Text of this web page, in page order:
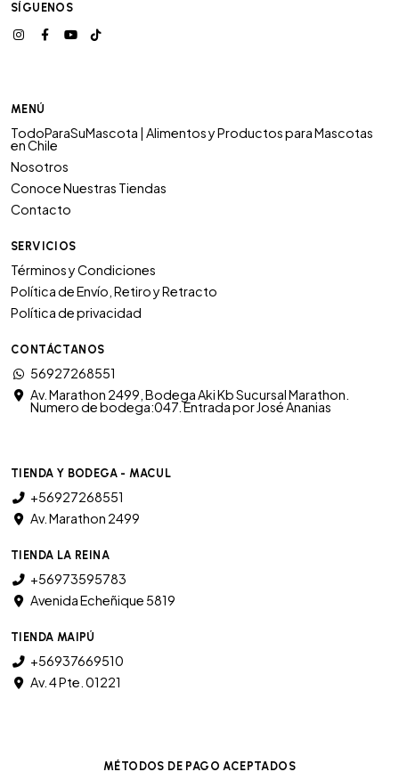
SÍGUENOS
MENÚ
TodoParaSuMascota | Alimentos y Productos para Mascotas
en Chile
Nosotros
Conoce Nuestras Tiendas
Contacto
SERVICIOS
Términos y Condiciones
Política de Envío, Retiro y Retracto
Política de privacidad
CONTÁCTANOS
56927268551
Av. Marathon 2499, Bodega Aki Kb Sucursal Marathon.
Numero de bodega:047. Entrada por José Ananias
TIENDA Y BODEGA - MACUL
+56927268551
Av. Marathon 2499
TIENDA LA REINA
+56973595783
Avenida Echeñique 5819
TIENDA MAIPÚ
+56937669510
Av. 4 Pte. 01221
MÉTODOS DE PAGO ACEPTADOS